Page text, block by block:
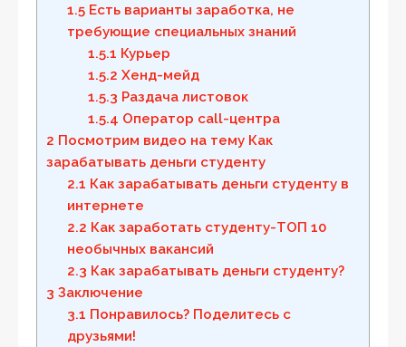
1.5Есть варианты заработка, не
требующие специальных знаний
1.5.1 Курьер
1.5.2 Хенд-мейд
1.5.3 Раздача листовок
1.5.4 Оператор call-центра
2 Посмотрим видео на тему Как
зарабатывать деньги студенту
2.1 Как зарабатывать деньги студенту в
интернете
2.2 Как заработать студенту-ТОП 10
необычных вакансий
2.3 Как зарабатывать деньги студенту?
3 Заключение
3.1 Понравилось? Поделитесь с
друзьями!